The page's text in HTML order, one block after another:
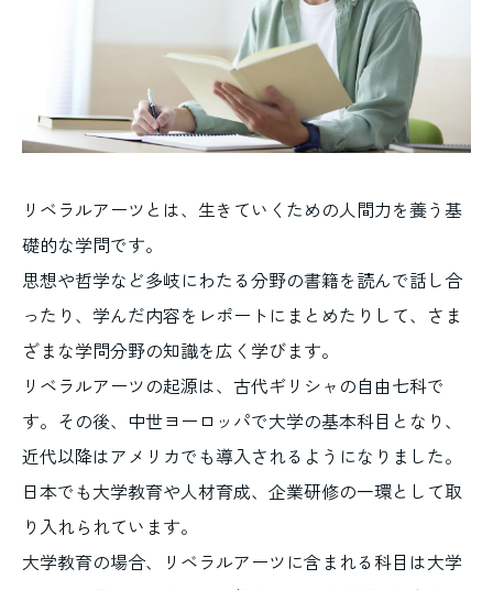
リベラルアーツとは、生きていくための人間力を養う基
礎的な学問です。
思想や哲学など多岐にわたる分野の書籍を読んで話し合
ったり、学んだ内容をレポートにまとめたりして、さま
ざまな学問分野の知識を広く学びます。
リベラルアーツの起源は、古代ギリシャの自由七科で
す。その後、中世ヨーロッパで大学の基本科目となり、
近代以降はアメリカでも導入されるようになりました。
日本でも大学教育や人材育成、企業研修の一環として取
り入れられています。
大学教育の場合、リベラルアーツに含まれる科目は大学